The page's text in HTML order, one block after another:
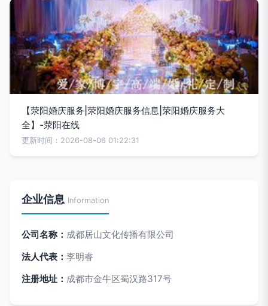
【荥阳婚庆服务|荥阳婚庆服务信息|荥阳婚庆服务大
全】-荥阳在线
更新时间：2026-08-06 01:22:31
企业信息 Information
公司名称： 成都居山文化传播有限公司
法人代表： 李明睿
注册地址： 成都市金牛区蜀汉路317号